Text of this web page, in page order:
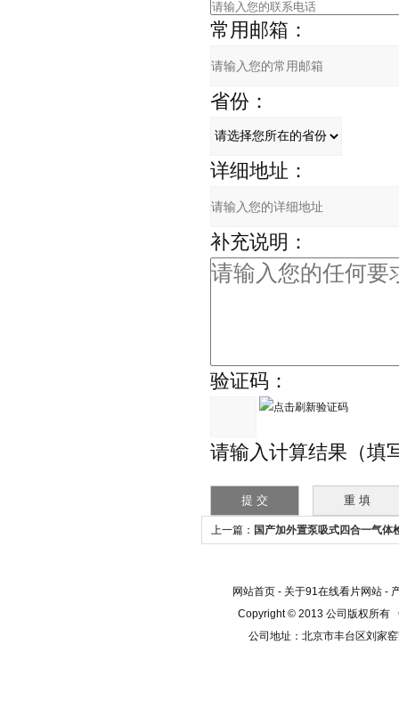
常用邮箱：
省份：
详细地址：
补充说明：
验证码：
请输入计算结果（填
上一篇： 国产加外置泵吸式四合一气体
网站首页 - 关于91在线看片网站 -
Copyright © 2013 公司版权所有
公司地址：北京市丰台区刘家